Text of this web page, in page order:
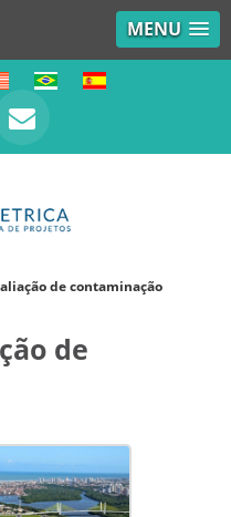
MENU
de contaminação
de